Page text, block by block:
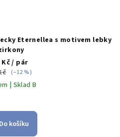
Eternellea s motivem lebky
Kč/ pár
(–12 %)
| Sklad B
Do košíku